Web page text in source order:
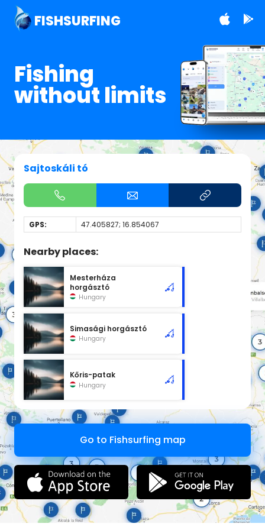
FISHSURFING
Fishing
without limits
Sajtoskáli tó
GPS: 47.405827; 16.854067
Nearby places:
Mesterháza
horgásztó
Hungary
Simasági horgásztó
Hungary
Kőris-patak
Hungary
Go to Fishsurfing map